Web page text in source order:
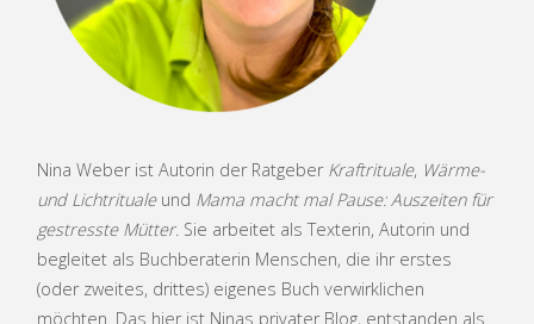
Nina Weber ist Autorin der Ratgeber Kraftrituale, Wärme-
und Lichtritualeund Mama macht mal Pause: Auszeiten für
gestresste Mütter. Sie arbeitet als Texterin, Autorin und
begleitet als Buchberaterin Menschen, die ihr erstes
(oder zweites, drittes) eigenes Buch verwirklichen
möchten. Das hier ist Ninas privater Blog, entstanden als